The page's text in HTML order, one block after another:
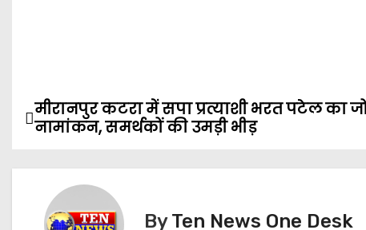
Pमीरानपुर कटरा में सपा प्रत्याशी भरत पटेल का
नामांकन, समर्थकों की उमड़ी भीड़
ByTen News One Desk